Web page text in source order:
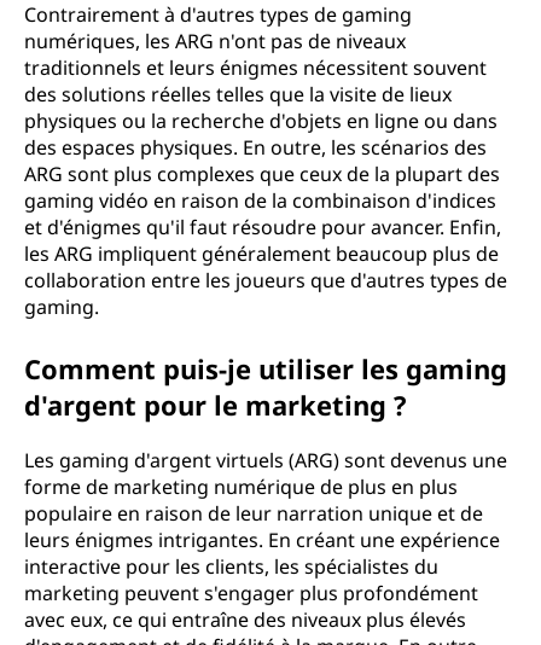
Contrairement à d'autres types de gaming
numériques, les ARG n'ont pas de niveaux
traditionnels et leurs énigmes nécessitent souvent
des solutions réelles telles que la visite de lieux
physiques ou la recherche d'objets en ligne ou dans
des espaces physiques. En outre, les scénarios des
ARG sont plus complexes que ceux de la plupart des
gaming vidéo en raison de la combinaison d'indices
et d'énigmes qu'il faut résoudre pour avancer. Enfin,
les ARG impliquent généralement beaucoup plus de
collaboration entre les joueurs que d'autres types de
gaming.
Comment puis-je utiliser les gaming
d'argent pour le marketing ?
Les gaming d'argent virtuels (ARG) sont devenus une
forme de marketing numérique de plus en plus
populaire en raison de leur narration unique et de
leurs énigmes intrigantes. En créant une expérience
interactive pour les clients, les spécialistes du
marketing peuvent s'engager plus profondément
avec eux, ce qui entraîne des niveaux plus élevés